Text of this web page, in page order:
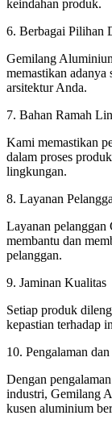
keindahan produk.
6. Berbagai Pilihan
Gemilang
memastikan adanya
arsitektur Anda.
7. Bahan Ramah
Kami memastikan
dalam proses
lingkungan.
8. Layanan
Layanan
membantu dan
pelanggan.
9. Jaminan Kualitas
Setiap produk
kepastian terhadap
10. Pengalaman
Dengan
industri, Gemilang
kusen aluminium